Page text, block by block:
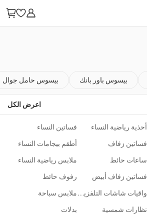
بيسوس باور بانك بيسوس حامل جوال
اعرض الكل
أحذية رياضية النساء
فساتين النساء
فساتين زفاف
أطقم بيجامات النساء
ساعات حائط
ملابس رياضية النساء
فساتين زفاف أبيض
رفوف حائط
واقيات شاشات التلفزيونملابس سباحة
نظارات شمسية
بدلات